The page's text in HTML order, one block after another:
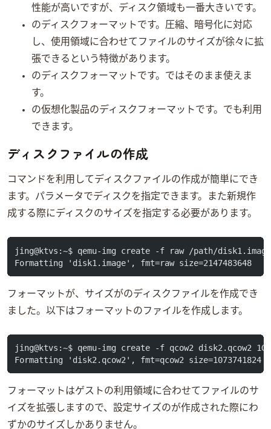
性能が高いですが、ディスク領域も一番大きいです。
qemuのディスクフォーマットです。圧縮、暗号化に対応
し、使用領域に合わせてファイルのサイズが徐々に拡
張できるという特徴があります。
VirtualBoxのディスクフォーマットです。qemuではそのまま使えま
す。
VMWareの仮想化製品のディスクフォーマットです。qemuでも利用
できます。
ディスクファイルの作成
qemu-imgコマンドを利用してディスクファイルの作成が簡単にでき
ます。-fパラメータでディスクを指定できます。また新規作
成する際にディスクのサイズを指定する必要があります。
jing@ktvs:~$ qemu-img create -f raw /path/disk1.image
Formatting 'disk1.image', fmt=raw size=2147483648
フォーマットがraw、サイズが2GBのディスクファイルを作成でき
ました。以下はqcow2フォーマットのファイルを作成します。
jing@ktvs:~$ qemu-img create -f qcow2 disk2.qcow2 1G
Formatting 'disk2.qcow2', fmt=qcow2
qcow2フォーマットはゲストOSの利用領域に合わせてファイルのサ
イズを拡張しますので、設定サイズ1Gのdisk2.qcow2が作成された際にわ
ずか197KBのサイズしかありません。